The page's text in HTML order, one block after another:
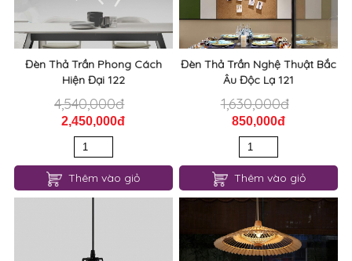
Đèn Thả Trần Phong Cách
Hiện Đại 122
4,540,000đ
2,450,000đ
Thêm vào giỏ
Đèn Thả Trần Nghệ Thuật Bắc
Âu Độc Lạ 121
1,630,000đ
850,000đ
Thêm vào giỏ